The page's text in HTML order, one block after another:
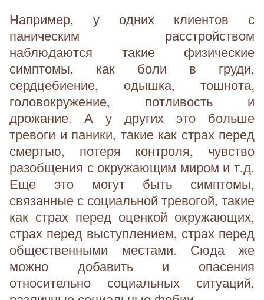
Например, у одних клиентов с
паническим расстройством
наблюдаются такие физические
симптомы, как боли в груди,
сердцебиение, одышка, тошнота,
головокружение, потливость и
дрожание. А у других это больше
тревоги и паники, такие как страх перед
смертью, потеря контроля, чувство
разобщения с окружающим миром и т.д.
Еще это могут быть симптомы,
связанные с социальной тревогой, такие
как страх перед оценкой окружающих,
страх перед выступлением, страх перед
общественными местами. Сюда же
можно добавить и опасения
относительно социальных ситуаций,